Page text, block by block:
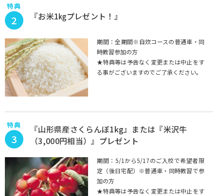
特典
2 『お米1㎏プレゼント！』
期間：全期間※自炊コースの普通車・同
時教習参加の方
★特典等は予告なく変更または中止をす
る事がございますのでご了承ください。
特典
3
『山形県産さくらんぼ1kg』または『米沢牛
（3,000円相当）』プレゼント
期間：5/1から5/17のご入校で希望者限
定（後日宅配）※普通車・同時教習で参
加の方
★特典等は予告なく変更または中止をす